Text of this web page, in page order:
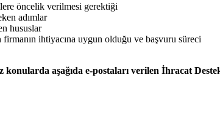
öncelik verilmesi gerektiği
adımlar
hususlar
ihtiyacına uygun olduğu ve başvuru süreci
aşağıda e-postaları verilen İhracat